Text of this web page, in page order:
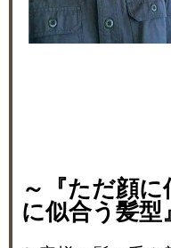
～『ただ顔
に似合う髪型